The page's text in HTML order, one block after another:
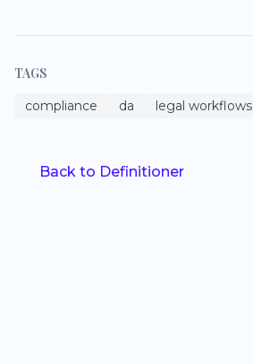
TAGS
compliance da legal workflows
Back to Definitioner